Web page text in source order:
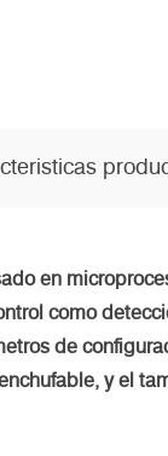
en
como
de
y el